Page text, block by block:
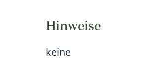
Hinweise
keine